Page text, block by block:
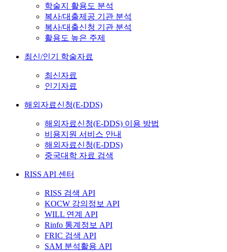
학술지 활용도 분석
복사/대출제공 기관 분석
복사/대출신청 기관 분석
활용도 높은 주제
최신/인기 학술자료
최신자료
인기자료
해외자료신청(E-DDS)
해외자료신청(E-DDS) 이용 방법
비용지원 서비스 안내
해외자료신청(E-DDS)
중국대학 자료 검색
RISS API 센터
RISS 검색 API
KOCW 강의정보 API
WILL 연계 API
Rinfo 통계정보 API
FRIC 검색 API
SAM 분석활용 API